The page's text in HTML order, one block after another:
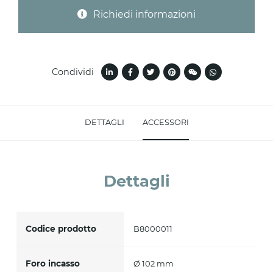
DETTAGLI ACCESSORI
Dettagli
Codice prodotto B8000011
Foro incasso Ø 102 mm
Richiedi informazioni
Condividi
l'informativa sulla privacy
e accetto il